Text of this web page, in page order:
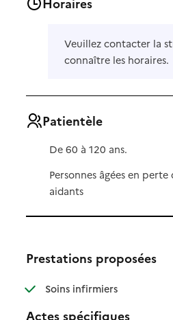
Veuillez contacter la
connaître les horaires.
Patientèle
De 60 à 120 ans.
Personnes âgées en
aidants
Prestations proposées
Soins infirmiers: disponible
: non disponible
Actes spécifiques